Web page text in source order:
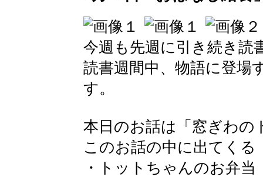
今週も先週に引き続き読
読書週間中、物語に登場
す。
本日のお話は「窓ぎわの
このお話の中に出てくる
・トットちゃんのお弁当